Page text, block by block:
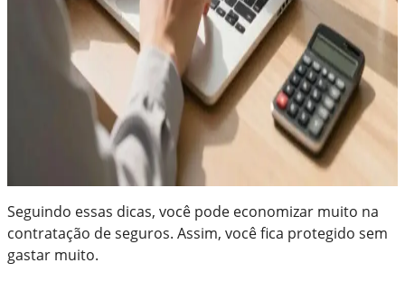
Seguindo essas dicas, você pode economizar muito na
contratação de seguros. Assim, você fica protegido sem
gastar muito.